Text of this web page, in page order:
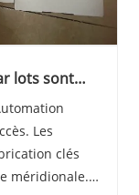
lots sont
Les
clés
méridionale.